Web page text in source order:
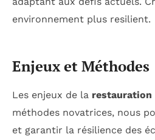
environnement plus resilient.
Enjeux et Méthodes
Les enjeux de la restauration
méthodes novatrices, nous
et garantir la résilience des